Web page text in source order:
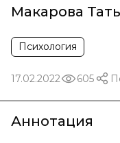
Макарова
Психология
17.02.2022 605
Аннотация